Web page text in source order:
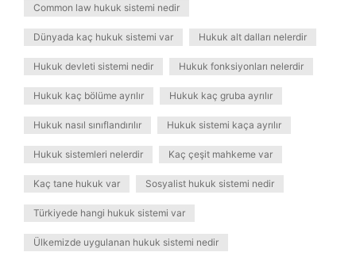
Common law hukuk sistemi nedir
Dünyada kaç hukuk sistemi var Hukuk alt dalları nelerdir
Hukuk devleti sistemi nedir Hukuk fonksiyonları nelerdir
Hukuk kaç bölüme ayrılır Hukuk kaç gruba ayrılır
Hukuk nasıl sınıflandırılır Hukuk sistemi kaça ayrılır
Hukuk sistemleri nelerdir Kaç çeşit mahkeme var
Kaç tane hukuk var Sosyalist hukuk sistemi nedir
Türkiyede hangi hukuk sistemi var
Ülkemizde uygulanan hukuk sistemi nedir